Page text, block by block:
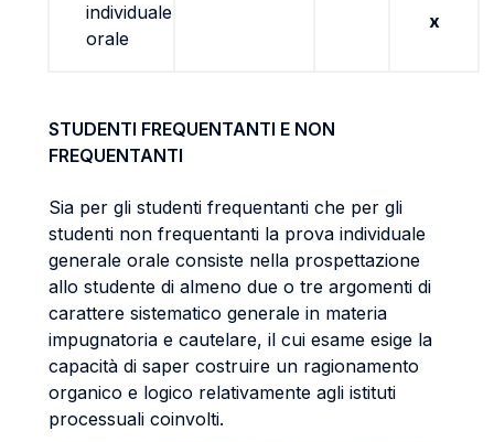
individuale
orale
x
STUDENTI FREQUENTANTI E NON
FREQUENTANTI
Sia per gli studenti frequentanti che per gli
studenti non frequentanti la prova individuale
generale orale consiste nella prospettazione
allo studente di almeno due o tre argomenti di
carattere sistematico generale in materia
impugnatoria e cautelare, il cui esame esige la
capacità di saper costruire un ragionamento
organico e logico relativamente agli istituti
processuali coinvolti.